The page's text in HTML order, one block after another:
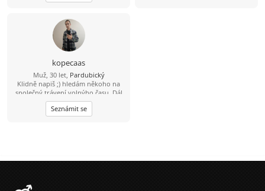
kopecaas
Muž, 30 let, Pardubický
Klidně napiš ;) hledám někoho na
společný trávení volnýho času. Dál
se uvidí podle sympatií. Inteligentní
pohodář, rád sportuju, rád si přečtu
knížku.
Seznámit se